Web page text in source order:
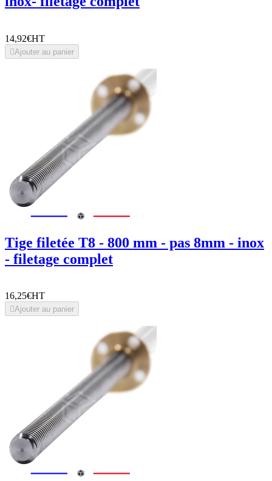
14,92€HT
Ajouter au panier
Tige filetée T8 - 800 mm - pas 8mm - inox
- filetage complet
16,25€HT
Ajouter au panier